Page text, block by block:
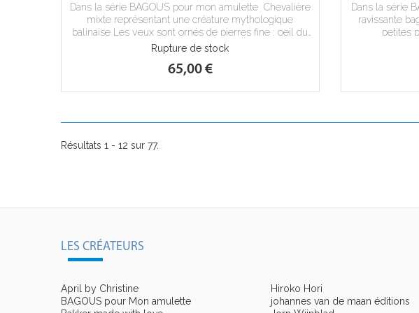
Dans la série BAGOUS pour mon amulette Chevalière
mixte représentant une créature mythologique
balinaise Les yeux sont ornés de pierres fine : oeil du
tigre.
Rupture de stock
65,00 €
Dans la série
ravissante
petites
Résultats 1 - 12 sur 77.
LES CRÉATEURS
April by Christine
BAGOUS pour Mon amulette
Hiroko Hori
johannes van de maan éditions